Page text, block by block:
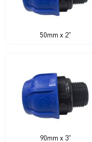
50mm x 2"
90mm x 3"